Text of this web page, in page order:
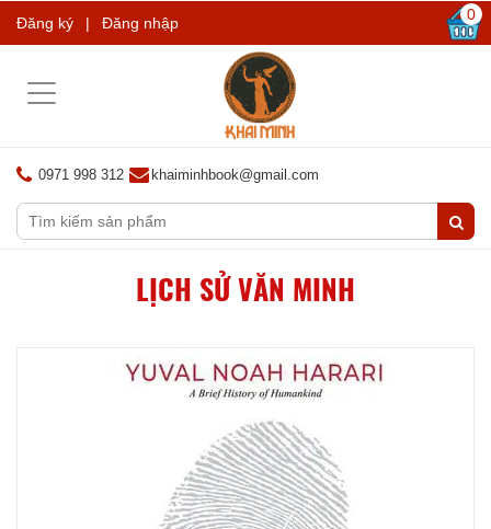
Đăng ký | Đăng nhập 0
Toggle
0971 998 312 khaiminhbook@gmail.com
LỊCH SỬ VĂN MINH